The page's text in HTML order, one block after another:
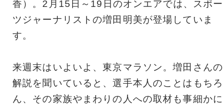
香）。2月15日～19日のオンエアでは、スポー
ツジャーナリストの増田明美が登場していま
す。
来週末はいよいよ、東京マラソン。増田さんの
解説を聞いていると、選手本人のことはもちろ
ん、その家族やまわりの人への取材も事細かに